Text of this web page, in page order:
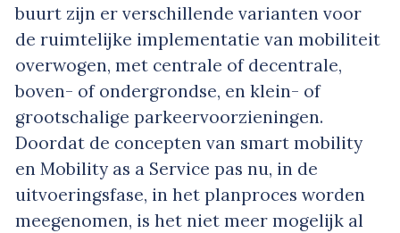
buurt zijn er verschillende varianten voor
de ruimtelijke implementatie van mobiliteit
overwogen, met centrale of decentrale,
boven- of ondergrondse, en klein- of
grootschalige parkeervoorzieningen.
Doordat de concepten van smart mobility
en Mobility as a Service pas nu, in de
uitvoeringsfase, in het planproces worden
meegenomen, is het niet meer mogelijk al